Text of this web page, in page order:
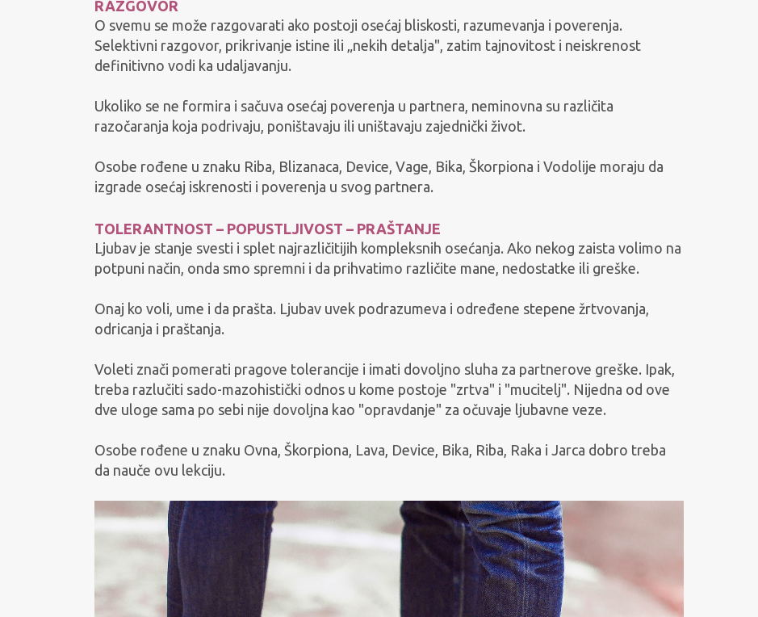
RAZGOVOR
O svemu se može razgovarati ako postoji osećaj bliskosti, razumevanja i poverenja.
Selektivni razgovor, prikrivanje istine ili „nekih detalja", zatim tajnovitost i neiskrenost
definitivno vodi ka udaljavanju.
Ukoliko se ne formira i sačuva osećaj poverenja u partnera, neminovna su različita
razočaranja koja podrivaju, poništavaju ili uništavaju zajednički život.
Osobe rođene u znaku Riba, Blizanaca, Device, Vage, Bika, Škorpiona i Vodolije moraju da
izgrade osećaj iskrenosti i poverenja u svog partnera.
TOLERANTNOST – POPUSTLJIVOST – PRAŠTANJE
Ljubav je stanje svesti i splet najrazličitijih kompleksnih osećanja. Ako nekog zaista volimo na
potpuni način, onda smo spremni i da prihvatimo različite mane, nedostatke ili greške.
Onaj ko voli, ume i da prašta. Ljubav uvek podrazumeva i određene stepene žrtvovanja,
odricanja i praštanja.
Voleti znači pomerati pragove tolerancije i imati dovoljno sluha za partnerove greške. Ipak,
treba razlučiti sado-mazohistički odnos u kome postoje "zrtva" i "mucitelj". Nijedna od ove
dve uloge sama po sebi nije dovoljna kao "opravdanje" za očuvaje ljubavne veze.
Osobe rođene u znaku Ovna, Škorpiona, Lava, Device, Bika, Riba, Raka i Jarca dobro treba
da nauče ovu lekciju.